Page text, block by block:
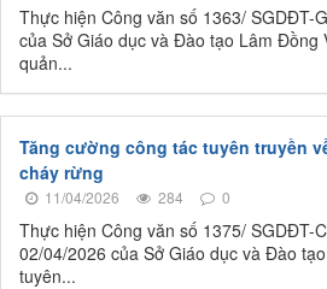
Thực hiện Công văn số 1363/ SGDĐT-
của Sở Giáo dục và Đào tạo Lâm Đồng
quản...
Tăng cường công tác tuyên truyền
cháy rừng
11/04/2026 284 0
Thực hiện Công văn số 1375/ SGDĐT-
02/04/2026 của Sở Giáo dục và Đào
tuyên...